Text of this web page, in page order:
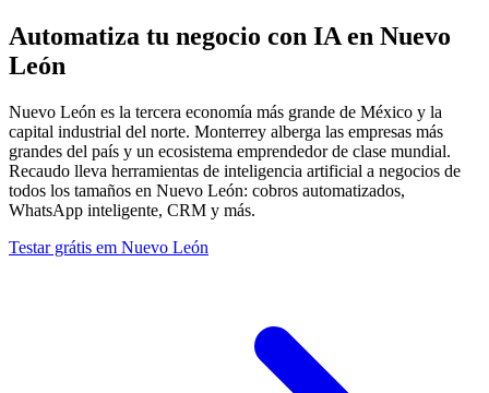
Automatiza tu negocio con IA en Nuevo
León
Nuevo León es la tercera economía más grande de México y la
capital industrial del norte. Monterrey alberga las empresas más
grandes del país y un ecosistema emprendedor de clase mundial.
Recaudo lleva herramientas de inteligencia artificial a negocios de
todos los tamaños en Nuevo León: cobros automatizados,
WhatsApp inteligente, CRM y más.
Testar grátis em Nuevo León